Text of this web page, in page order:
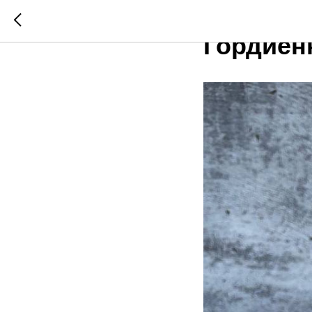
Рецепт